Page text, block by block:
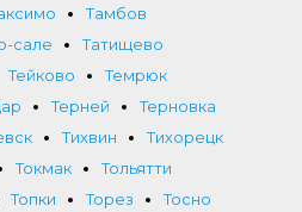
Тамбов
сале
Татищево
Тейково
Темрюк
Терней
Терновка
Тихвин
Тихорецк
Токмак
Тольятти
Топки Торез
Тосно